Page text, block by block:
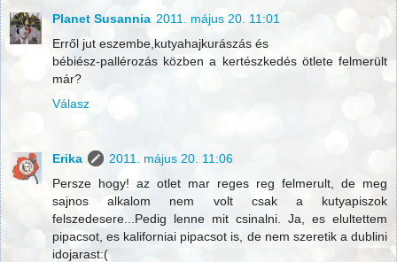
Planet Susannia 2011. május 20. 11:01
Erről jut eszembe,kutyahajkurászás és
bébiész-pallérozás közben a kertészkedés ötlete felmerült
már?
Válasz
Erika
2011. május 20. 11:06
Persze hogy! az otlet mar reges reg felmerult, de meg
sajnos alkalom nem volt csak a kutyapiszok
felszedesere...Pedig lenne mit csinalni. Ja, es elultettem
pipacsot, es kaliforniai pipacsot is, de nem szeretik a dublini
idojarast:(